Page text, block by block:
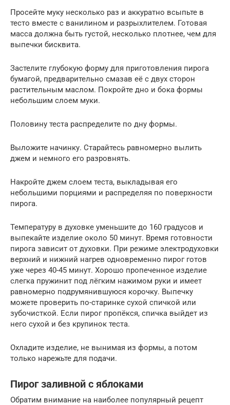
Просейте муку несколько раз и аккуратно всыпьте в
тесто вместе с ванилином и разрыхлителем. Готовая
масса должна быть густой, несколько плотнее, чем для
выпечки бисквита.
Застелите глубокую форму для приготовления пирога
бумагой, предварительно смазав её с двух сторон
растительным маслом. Покройте дно и бока формы
небольшим слоем муки.
Половину теста распределите по дну формы.
Выложите начинку. Старайтесь равномерно вылить
джем и немного его разровнять.
Накройте джем слоем теста, выкладывая его
небольшими порциями и распределяя по поверхности
пирога.
Температуру в духовке уменьшите до 160 градусов и
выпекайте изделие около 50 минут. Время готовности
пирога зависит от духовки. При режиме электродуховки
верхний и нижний нагрев одновременно пирог готов
уже через 40-45 минут. Хорошо пропеченное изделие
слегка пружинит под лёгким нажимом руки и имеет
равномерно подрумянившуюся корочку. Выпечку
можете проверить по-старинке сухой спичкой или
зубочисткой. Если пирог пропёкся, спичка выйдет из
него сухой и без крупинок теста.
Охладите изделие, не вынимая из формы, а потом
только нарежьте для подачи.
Пирог заливной с яблоками
Обратим внимание на наиболее популярный рецепт